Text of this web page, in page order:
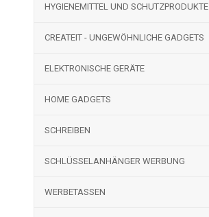
HYGIENEMITTEL UND SCHUTZPRODUKTE
CREATEIT - UNGEWÖHNLICHE GADGETS
ELEKTRONISCHE GERÄTE
HOME GADGETS
SCHREIBEN
SCHLÜSSELANHÄNGER WERBUNG
WERBETASSEN